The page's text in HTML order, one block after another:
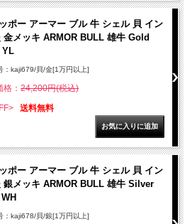
ポー アーマー ブル 牛 シェル 貝 イン
金メッキ ARMOR BULL 雄牛 Gold
YL
：kaji679/貝/金[1万円以上]
： 24,200円(税込)
送料無料
ポー アーマー ブル 牛 シェル 貝 イン
銀メッキ ARMOR BULL 雄牛 Silver
：kaji678/貝/銀[1万円以上]